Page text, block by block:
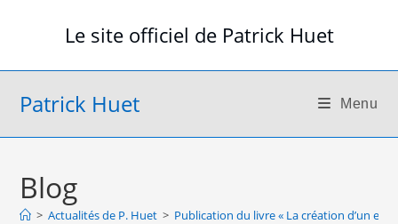
Le site officiel de Patrick Huet
Patrick Huet Menu
Blog
> Actualités de P. Huet > Publication du livre « La création d’un